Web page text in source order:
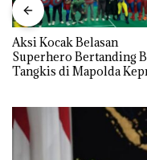
Aksi Kocak Belasan
Superhero Bertanding
Tangkis di Mapolda